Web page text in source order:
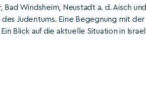
Windsheim, Neustadt a. d. Aisch und
Judentums. Eine Begegnung mit der
Blick auf die aktuelle Situation in Israel